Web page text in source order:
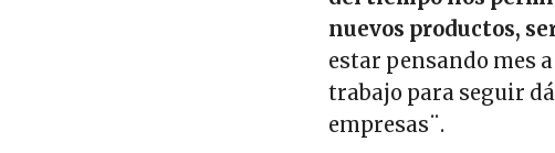
nuevos productos,
estar pensando mes
trabajo para seguir
empresas¨.